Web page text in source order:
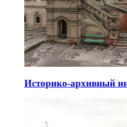
Историко-архивный